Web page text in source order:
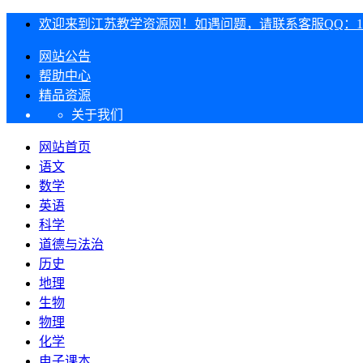
欢迎来到江苏教学资源网！如遇问题，请联系客服QQ：
网站公告
帮助中心
精品资源
关于我们
网站首页
语文
数学
英语
科学
道德与法治
历史
地理
生物
物理
化学